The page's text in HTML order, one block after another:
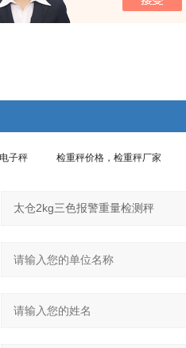
充设备
子秤 检重秤价格，检重秤厂家